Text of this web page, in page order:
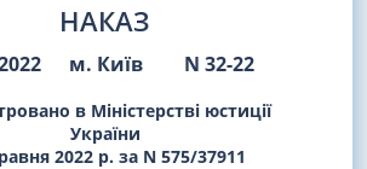
НАКАЗ
м. Київ N 32-22
в Міністерстві юстиції
України
2022 р. за N 575/37911